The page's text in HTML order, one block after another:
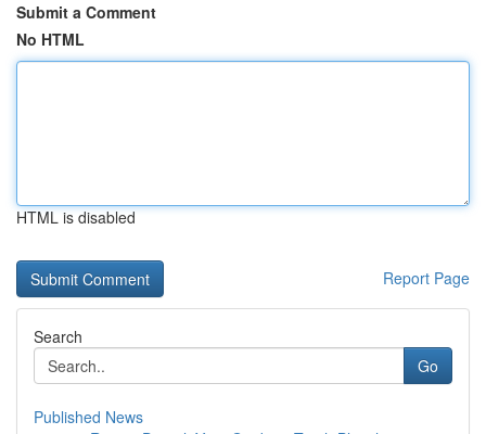
Submit a Comment
No HTML
HTML is disabled
Report Page
Search
Go
Published News